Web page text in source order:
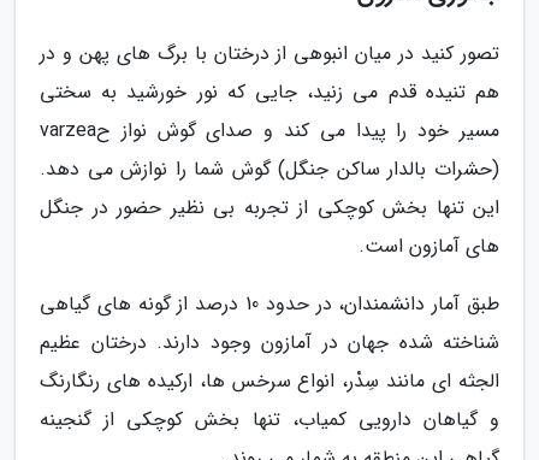
تصور کنید در میان انبوهی از درختان با برگ های پهن و در
هم تنیده قدم می زنید، جایی که نور خورشید به سختی
مسیر خود را پیدا می کند و صدای گوش نواز حvarzea
(حشرات بالدار ساکن جنگل) گوش شما را نوازش می دهد.
این تنها بخش کوچکی از تجربه بی نظیر حضور در جنگل
های آمازون است.
طبق آمار دانشمندان، در حدود 10 درصد از گونه های گیاهی
شناخته شده جهان در آمازون وجود دارند. درختان عظیم
الجثه ای مانند سِدْر، انواع سرخس ها، ارکیده های رنگارنگ
و گیاهان دارویی کمیاب، تنها بخش کوچکی از گنجینه